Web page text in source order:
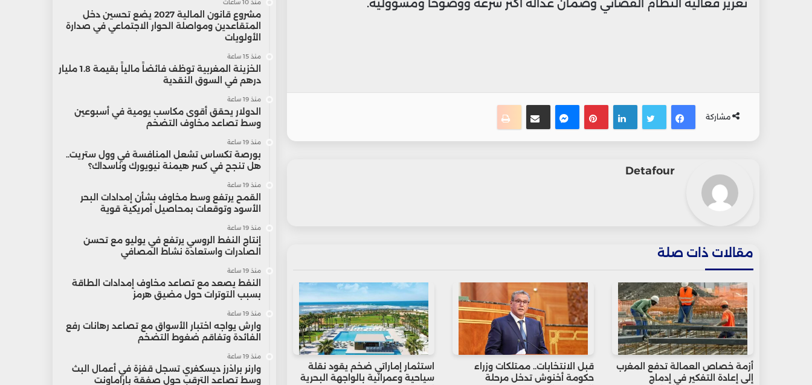
تعزيز فعالية النظام القضائي وضمان عدالة أكثر سرعة ووضوحاً ومسؤولية.
مشاركة
فيسبوك
تويتر لينكدإنبينتيريست
ماسنجرمشاركة عبر البريدطباعة
Detafour
مقالات ذات صلة
أزمة خصاص العمالة تدفع المغرب
إلى إعادة التفكير في إدماج
قبل الانتخابات.. ممتلكات وزراء
حكومة أخنوش تدخل مرحلة
استثمار إماراتي ضخم يقود نقلة
سياحية وعمرانية بالواجهة البحرية
منذ 10 ساعات
مشروع قانون المالية 2027 يضع تحسين دخل
المتقاعدين ومواصلة الحوار الاجتماعي في صدارة
الأولويات
منذ 15 ساعة
الخزينة المغربية توظف فائضاً مالياً بقيمة 1.8 مليار
درهم في السوق النقدية
منذ 19 ساعة
الدولار يحقق أقوى مكاسب يومية في أسبوعين
وسط تصاعد مخاوف التضخم
منذ 19 ساعة
بورصة تكساس تشعل المنافسة في وول ستريت..
هل تنجح في كسر هيمنة نيويورك وناسداك؟
منذ 19 ساعة
القمح يرتفع وسط مخاوف بشأن إمدادات البحر
الأسود وتوقعات بمحاصيل أمريكية قوية
منذ 19 ساعة
إنتاج النفط الروسي يرتفع في يوليو مع تحسن
الصادرات واستعادة نشاط المصافي
منذ 19 ساعة
النفط يصعد مع تصاعد مخاوف إمدادات الطاقة
بسبب التوترات حول مضيق هرمز
منذ 19 ساعة
وارش يواجه اختبار الأسواق مع تصاعد رهانات رفع
الفائدة وتفاقم ضغوط التضخم
منذ 19 ساعة
وارنر براذرز ديسكفري تسجل قفزة في أعمال البث
وسط تصاعد الترقب حول صفقة باراماونت